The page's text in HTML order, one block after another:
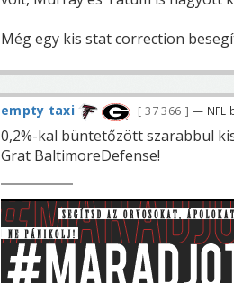
Még egy kis stat correction
empty taxi 37 366 — NFL
0,2%-kal büntetőzött szarabbul
Grat BaltimoreDefense!